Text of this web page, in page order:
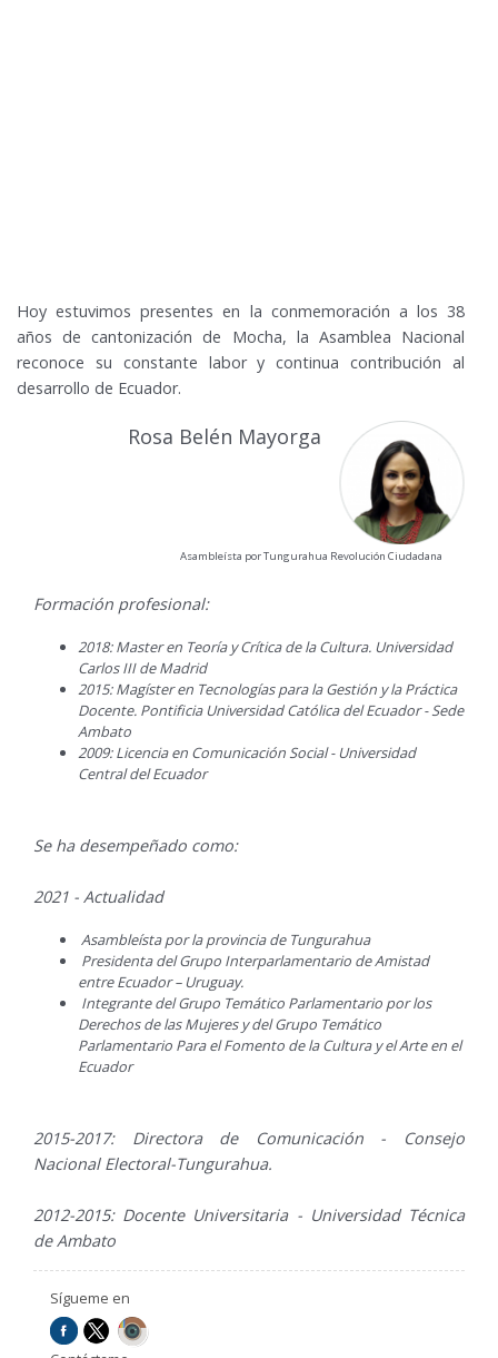
Hoy estuvimos presentes en la conmemoración a los 38
años de cantonización de Mocha, la Asamblea Nacional
reconoce su constante labor y continua contribución al
desarrollo de Ecuador.
Rosa Belén Mayorga
Asambleísta por Tungurahua Revolución Ciudadana
Formación profesional:
2018: Master en Teoría y Crítica de la Cultura. Universidad
Carlos III de Madrid
2015: Magíster en Tecnologías para la Gestión y la Práctica
Docente. Pontificia Universidad Católica del Ecuador - Sede
Ambato
2009: Licencia en Comunicación Social - Universidad
Central del Ecuador
Se ha desempeñado como:
2021 - Actualidad
Asambleísta por la provincia de Tungurahua
Presidenta del Grupo Interparlamentario de Amistad
entre Ecuador – Uruguay.
Integrante del Grupo Temático Parlamentario por los
Derechos de las Mujeres y del Grupo Temático
Parlamentario Para el Fomento de la Cultura y el Arte en el
Ecuador
2015-2017: Directora de Comunicación - Consejo
Nacional Electoral-Tungurahua.
2012-2015: Docente Universitaria - Universidad Técnica
de Ambato
Sígueme en